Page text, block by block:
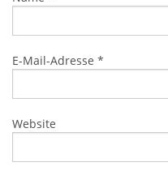
E-Mail-Adresse *
Website